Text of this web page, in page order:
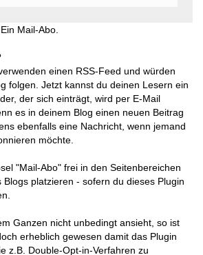
Mail-Abo.
einen RSS-Feed und würden
folgen. Jetzt kannst du deinen Lesern ein
der sich einträgt, wird per E-Mail
es in deinem Blog einen neuen Beitrag
ebenfalls eine Nachricht, wenn jemand
möchte.
"Mail-Abo" frei in den Seitenbereichen
platzieren - sofern du dieses Plugin
Ganzen nicht unbedingt ansieht, so ist
erheblich gewesen damit das Plugin
z.B. Double-Opt-in-Verfahren zu